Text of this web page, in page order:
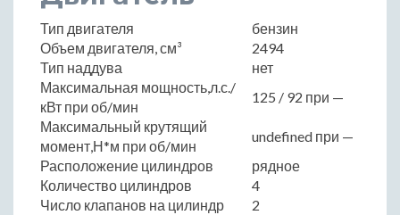
Тип двигателя
бензин
Объем двигателя, см³
2494
Тип наддува
нет
Максимальная мощность,л.с./
кВт при об/мин
125 / 92 при —
Максимальный крутящий
момент,Н*м при об/мин
undefined при —
Расположение цилиндров
рядное
Количество цилиндров
4
Число клапанов на цилиндр
2